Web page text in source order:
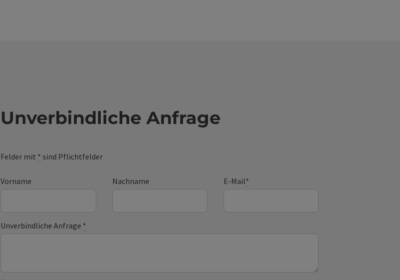
Unverbindliche Anfrage
Felder mit * sind Pflichtfelder
Vorname Nachname E-Mail*
Unverbindliche Anfrage *